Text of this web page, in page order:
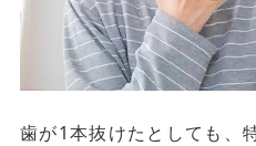
歯が1本抜けたとしても、